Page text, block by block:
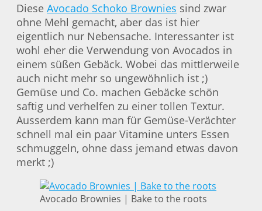
Diese Avocado Schoko Brownies sind zwar
ohne Mehl gemacht, aber das ist hier
eigentlich nur Nebensache. Interessanter ist
wohl eher die Verwendung von Avocados in
einem süßen Gebäck. Wobei das mittlerweile
auch nicht mehr so ungewöhnlich ist ;)
Gemüse und Co. machen Gebäcke schön
saftig und verhelfen zu einer tollen Textur.
Ausserdem kann man für Gemüse-Verächter
schnell mal ein paar Vitamine unters Essen
schmuggeln, ohne dass jemand etwas davon
merkt ;)
Avocado Brownies | Bake to the roots